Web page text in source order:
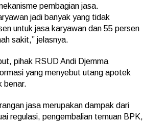
pembagian jasa.
jadi banyak yang tidak
untuk jasa karyawan dan 55 persen
sakit,” jelasnya.
pihak RSUD Andi Djemma
yang menyebut utang apotek
benar.
jasa merupakan dampak dari
regulasi, pengembalian temuan BPK,